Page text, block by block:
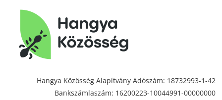
Hangya
Közösség
Hangya Közösség Alapítvány Adószám: 18732993-1-42
Bankszámlaszám: 16200223-10044991-00000000